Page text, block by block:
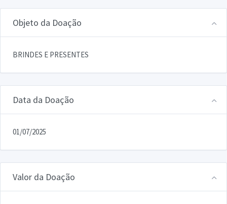
Objeto da Doação
BRINDES E PRESENTES
Data da Doação
01/07/2025
Valor da Doação